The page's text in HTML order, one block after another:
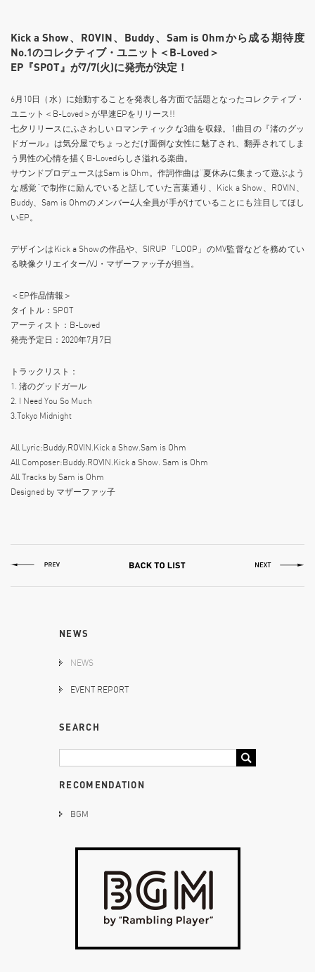
Kick a Show、ROVIN、Buddy、Sam is Ohmから成る期待度
No.1のコレクティブ・ユニット＜B-Loved＞
EP『SPOT』が7/7(火)に発売が決定！
6月10日（水）に始動することを発表し各方面で話題となったコレクティブ・
ユニット＜B-Loved＞が早速EPをリリース!!
七夕リリースにふさわしいロマンティックな3曲を収録。1曲目の『渚のグッ
ドガール』は気分屋でちょっとだけ面倒な女性に魅了され、翻弄されてしま
う男性の心情を描くB-Lovedらしさ溢れる楽曲。
サウンドプロデュースはSam is Ohm。作詞作曲は“夏休みに集まって遊ぶよう
な感覚”で制作に励んでいると話していた言葉通り、Kick a Show、ROVIN、
Buddy、Sam is Ohmのメンバー4人全員が手がけていることにも注目してほし
いEP。
デザインはKick a Showの作品や、SIRUP「LOOP」のMV監督などを務めてい
る映像クリエイター/VJ・マザーファッ子が担当。
＜EP作品情報＞
タイトル：SPOT
アーティスト：B-Loved
発売予定日：2020年7月7日
トラックリスト：
1. 渚のグッドガール
2. I Need You So Much
3.Tokyo Midnight
All Lyric:Buddy.ROVIN.Kick a Show.Sam is Ohm
All Composer:Buddy.ROVIN.Kick a Show. Sam is Ohm
All Tracks by Sam is Ohm
Designed by マザーファッ子
NEWS
NEWS
EVENT REPORT
SEARCH
RECOMENDATION
BGM